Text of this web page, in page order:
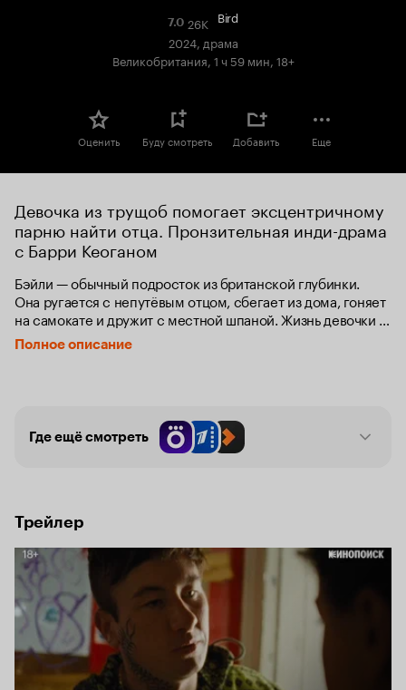
7.0Рейтинг
Кинопоиска
26K Bird
2024, драма
Великобритания, 1 ч 59 мин, 18+
Оценить Буду смотреть Добавить Еще
Девочка из трущоб помогает эксцентричному
парню найти отца. Пронзительная инди-драма
с Барри Кеоганом
Бэйли — обычный подросток из британской глубинки.
Она ругается с непутёвым отцом, сбегает из дома, гоняет
на самокате и дружит с местной шпаной. Жизнь девочки
меняется, когда она встречает загадочного человека
по прозвищу Птица.
Полное описание
Где ещё смотреть
Трейлер